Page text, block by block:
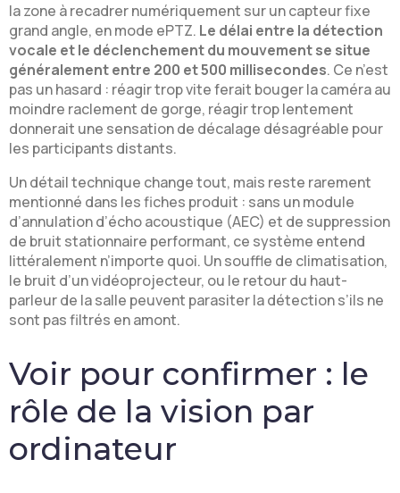
la zone à recadrer numériquement sur un capteur fixe
grand angle, en mode ePTZ. Le délai entre la détection
vocale et le déclenchement du mouvement se situe
généralement entre 200 et 500 millisecondes. Ce n’est
pas un hasard : réagir trop vite ferait bouger la caméra au
moindre raclement de gorge, réagir trop lentement
donnerait une sensation de décalage désagréable pour
les participants distants.
Un détail technique change tout, mais reste rarement
mentionné dans les fiches produit : sans un module
d’annulation d’écho acoustique (AEC) et de suppression
de bruit stationnaire performant, ce système entend
littéralement n’importe quoi. Un souffle de climatisation,
le bruit d’un vidéoprojecteur, ou le retour du haut-
parleur de la salle peuvent parasiter la détection s’ils ne
sont pas filtrés en amont.
Voir pour confirmer : le
rôle de la vision par
ordinateur